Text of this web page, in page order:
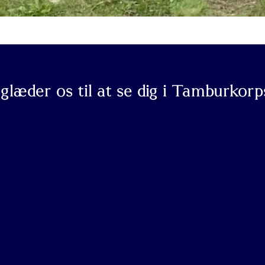
os til at se dig i